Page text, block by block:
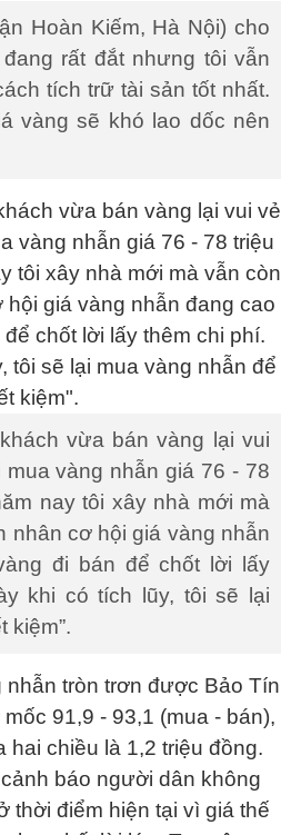
Hoàn Kiếm, Hà Nội) cho
đang rất đắt nhưng tôi vẫn
tích trữ tài sản tốt nhất.
vàng sẽ khó lao dốc nên
vừa bán vàng lại vui
mua vàng nhẫn giá 76 - 78
nay tôi xây nhà mới mà
nhân cơ hội giá vàng nhẫn
đi bán để chốt lời lấy
khi có tích lũy, tôi sẽ lại
kiệm”.